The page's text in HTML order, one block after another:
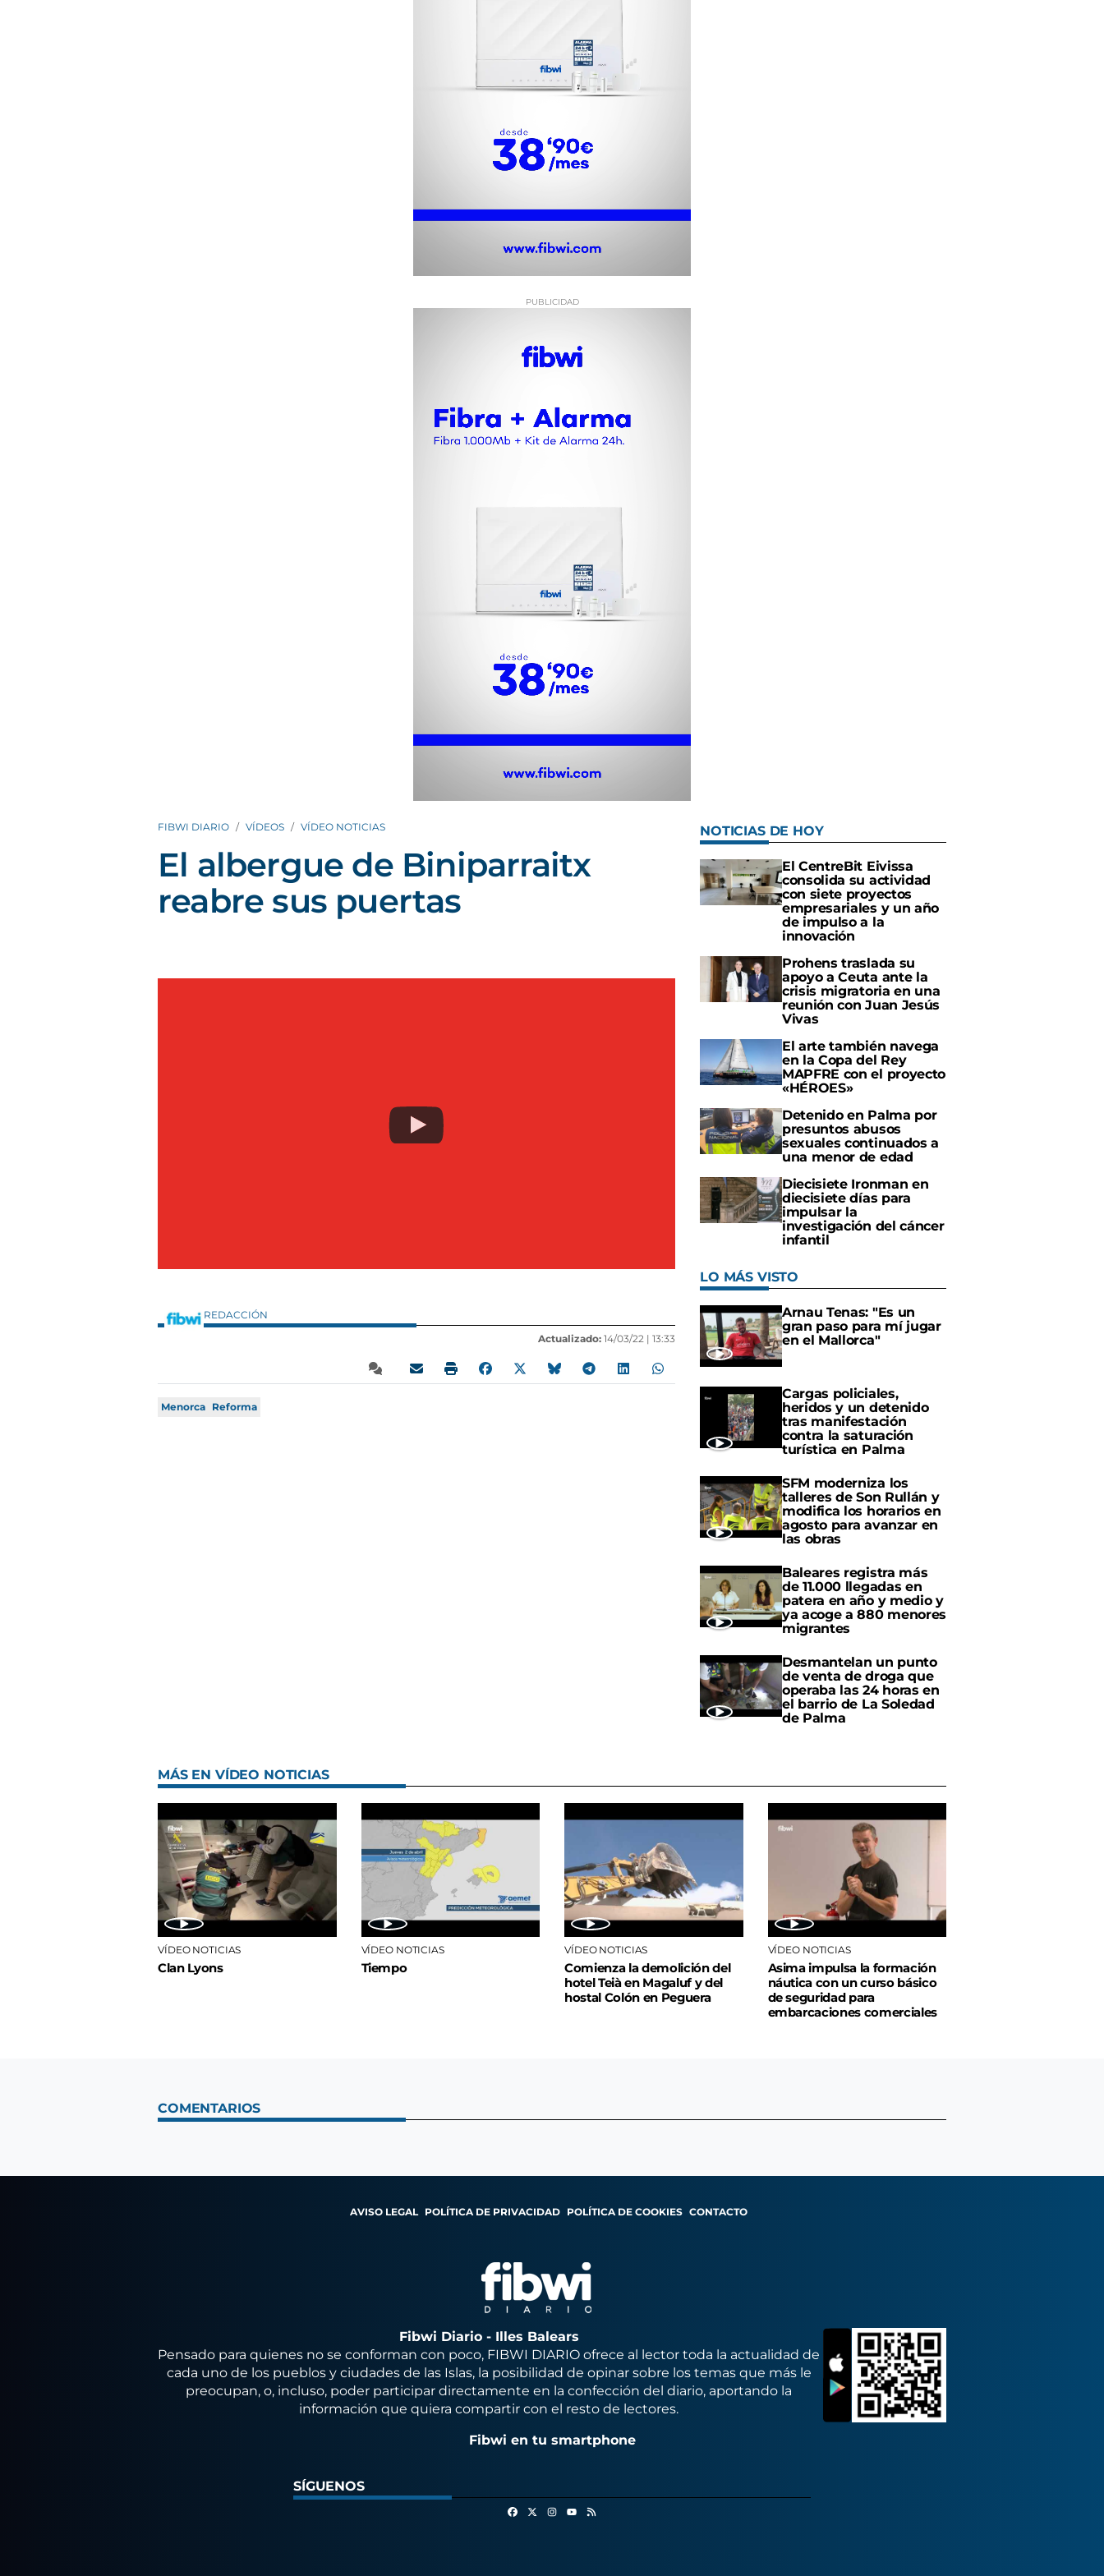
FIBWI DIARIO VÍDEOS VÍDEO NOTICIAS
El albergue de Biniparraitx
reabre sus puertas
REDACCIÓN
Actualizado: 14/03/22 | 13:33
Menorca Reforma
NOTICIAS DE HOY
El CentreBit Eivissa
consolida su actividad
con siete proyectos
empresariales y un año
de impulso a la
innovación
Prohens traslada su
apoyo a Ceuta ante la
crisis migratoria en una
reunión con Juan Jesús
Vivas
El arte también navega
en la Copa del Rey
MAPFRE con el proyecto
«HÉROES»
Detenido en Palma por
presuntos abusos
sexuales continuados a
una menor de edad
Diecisiete Ironman en
diecisiete días para
impulsar la
investigación del cáncer
infantil
LO MÁS VISTO
Arnau Tenas: "Es un
gran paso para mí jugar
en el Mallorca"
Cargas policiales,
heridos y un detenido
tras manifestación
contra la saturación
turística en Palma
SFM moderniza los
talleres de Son Rullán y
modifica los horarios en
agosto para avanzar en
las obras
Baleares registra más
de 11.000 llegadas en
patera en año y medio y
ya acoge a 880 menores
migrantes
Desmantelan un punto
de venta de droga que
operaba las 24 horas en
el barrio de La Soledad
de Palma
MÁS EN VÍDEO NOTICIAS
VÍDEO NOTICIAS
Clan Lyons
VÍDEO NOTICIAS
Tiempo
VÍDEO NOTICIAS
Comienza la demolición del
hotel Teià en Magaluf y del
hostal Colón en Peguera
VÍDEO NOTICIAS
Asima impulsa la formación
náutica con un curso básico
de seguridad para
embarcaciones comerciales
COMENTARIOS
AVISO LEGAL POLÍTICA DE PRIVACIDAD POLÍTICA DE COOKIES CONTACTO
Fibwi Diario - Illes Balears
Pensado para quienes no se conforman con poco, FIBWI DIARIO ofrece al lector toda la actualidad de
cada uno de los pueblos y ciudades de las Islas, la posibilidad de opinar sobre los temas que más le
preocupan, o, incluso, poder participar directamente en la confección del diario, aportando la
información que quiera compartir con el resto de lectores.
Fibwi en tu smartphone
SÍGUENOS
FacebookInstagram